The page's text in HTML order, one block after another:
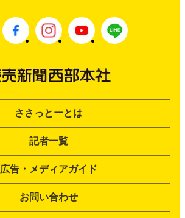
ささっとーとは
記者一覧
広告・メディアガイド
お問い合わせ